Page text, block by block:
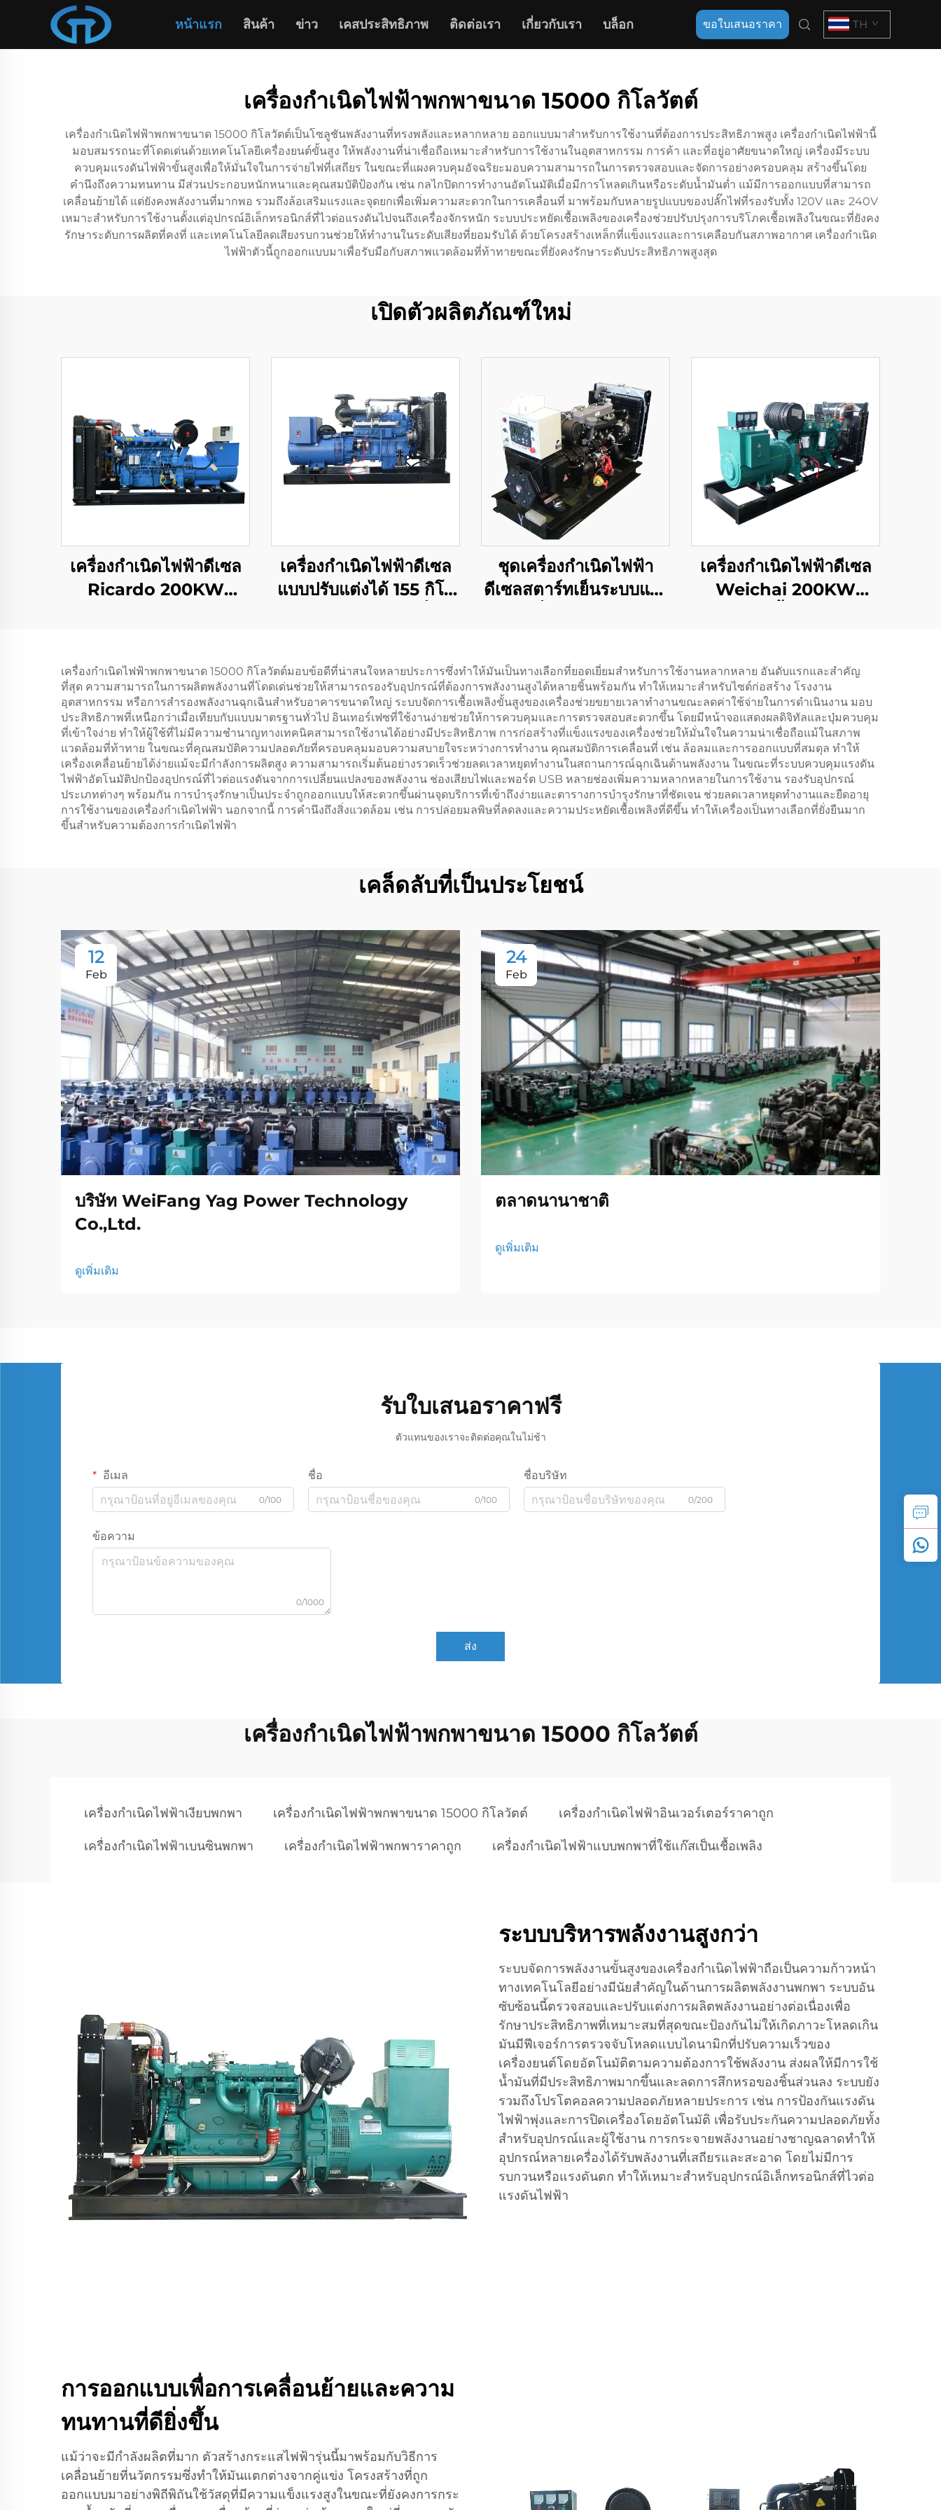
หน้าแรก สินค้า ข่าว เคสประสิทธิภาพ ติดต่อเรา เกี่ยวกับเรา บล็อก ขอใบเสนอราคา TH
เครื่องกำเนิดไฟฟ้าพกพาขนาด 15000 กิโลวัตต์
เครื่องกำเนิดไฟฟ้าพกพาขนาด 15000 กิโลวัตต์เป็นโซลูชันพลังงานที่ทรงพลังและหลากหลาย ออกแบบมาสำหรับการใช้งานที่ต้องการประสิทธิภาพสูง เครื่องกำเนิดไฟฟ้านี้
มอบสมรรถนะที่โดดเด่นด้วยเทคโนโลยีเครื่องยนต์ขั้นสูง ให้พลังงานที่น่าเชื่อถือเหมาะสำหรับการใช้งานในอุตสาหกรรม การค้า และที่อยู่อาศัยขนาดใหญ่ เครื่องมีระบบ
ควบคุมแรงดันไฟฟ้าขั้นสูงเพื่อให้มั่นใจในการจ่ายไฟที่เสถียร ในขณะที่แผงควบคุมอัจฉริยะมอบความสามารถในการตรวจสอบและจัดการอย่างครอบคลุม สร้างขึ้นโดย
คำนึงถึงความทนทาน มีส่วนประกอบหนักหนาและคุณสมบัติป้องกัน เช่น กลไกปิดการทำงานอัตโนมัติเมื่อมีการโหลดเกินหรือระดับน้ำมันต่ำ แม้มีการออกแบบที่สามารถ
เคลื่อนย้ายได้ แต่ยังคงพลังงานที่มากพอ รวมถึงล้อเสริมแรงและจุดยกเพื่อเพิ่มความสะดวกในการเคลื่อนที่ มาพร้อมกับหลายรูปแบบของปลั๊กไฟที่รองรับทั้ง 120V และ 240V
เหมาะสำหรับการใช้งานตั้งแต่อุปกรณ์อิเล็กทรอนิกส์ที่ไวต่อแรงดันไปจนถึงเครื่องจักรหนัก ระบบประหยัดเชื้อเพลิงของเครื่องช่วยปรับปรุงการบริโภคเชื้อเพลิงในขณะที่ยังคง
รักษาระดับการผลิตที่คงที่ และเทคโนโลยีลดเสียงรบกวนช่วยให้ทำงานในระดับเสียงที่ยอมรับได้ ด้วยโครงสร้างเหล็กที่แข็งแรงและการเคลือบกันสภาพอากาศ เครื่องกำเนิด
ไฟฟ้าตัวนี้ถูกออกแบบมาเพื่อรับมือกับสภาพแวดล้อมที่ท้าทายขณะที่ยังคงรักษาระดับประสิทธิภาพสูงสุด
เปิดตัวผลิตภัณฑ์ใหม่
เครื่องกำเนิดไฟฟ้าดีเซล
Ricardo 200KW
เครื่องกำเนิดไฟฟ้าดีเซล
แบบปรับแต่งได้ 155 กิโล
ชุดเครื่องกำเนิดไฟฟ้า
ดีเซลสตาร์ทเย็นระบบแรง
เครื่องกำเนิดไฟฟ้าดีเซล
Weichai 200KW
เครื่องกำเนิดไฟฟ้าพกพาขนาด 15000 กิโลวัตต์มอบข้อดีที่น่าสนใจหลายประการซึ่งทำให้มันเป็นทางเลือกที่ยอดเยี่ยมสำหรับการใช้งานหลากหลาย อันดับแรกและสำคัญ
ที่สุด ความสามารถในการผลิตพลังงานที่โดดเด่นช่วยให้สามารถรองรับอุปกรณ์ที่ต้องการพลังงานสูงได้หลายชิ้นพร้อมกัน ทำให้เหมาะสำหรับไซต์ก่อสร้าง โรงงาน
อุตสาหกรรม หรือการสำรองพลังงานฉุกเฉินสำหรับอาคารขนาดใหญ่ ระบบจัดการเชื้อเพลิงขั้นสูงของเครื่องช่วยขยายเวลาทำงานขณะลดค่าใช้จ่ายในการดำเนินงาน มอบ
ประสิทธิภาพที่เหนือกว่าเมื่อเทียบกับแบบมาตรฐานทั่วไป อินเทอร์เฟซที่ใช้งานง่ายช่วยให้การควบคุมและการตรวจสอบสะดวกขึ้น โดยมีหน้าจอแสดงผลดิจิทัลและปุ่มควบคุม
ที่เข้าใจง่าย ทำให้ผู้ใช้ที่ไม่มีความชำนาญทางเทคนิคสามารถใช้งานได้อย่างมีประสิทธิภาพ การก่อสร้างที่แข็งแรงของเครื่องช่วยให้มั่นใจในความน่าเชื่อถือแม้ในสภาพ
แวดล้อมที่ท้าทาย ในขณะที่คุณสมบัติความปลอดภัยที่ครอบคลุมมอบความสบายใจระหว่างการทำงาน คุณสมบัติการเคลื่อนที่ เช่น ล้อลมและการออกแบบที่สมดุล ทำให้
เครื่องเคลื่อนย้ายได้ง่ายแม้จะมีกำลังการผลิตสูง ความสามารถเริ่มต้นอย่างรวดเร็วช่วยลดเวลาหยุดทำงานในสถานการณ์ฉุกเฉินด้านพลังงาน ในขณะที่ระบบควบคุมแรงดัน
ไฟฟ้าอัตโนมัติปกป้องอุปกรณ์ที่ไวต่อแรงดันจากการเปลี่ยนแปลงของพลังงาน ช่องเสียบไฟและพอร์ต USB หลายช่องเพิ่มความหลากหลายในการใช้งาน รองรับอุปกรณ์
ประเภทต่างๆ พร้อมกัน การบำรุงรักษาเป็นประจำถูกออกแบบให้สะดวกขึ้นผ่านจุดบริการที่เข้าถึงง่ายและตารางการบำรุงรักษาที่ชัดเจน ช่วยลดเวลาหยุดทำงานและยืดอายุ
การใช้งานของเครื่องกำเนิดไฟฟ้า นอกจากนี้ การคำนึงถึงสิ่งแวดล้อม เช่น การปล่อยมลพิษที่ลดลงและความประหยัดเชื้อเพลิงที่ดีขึ้น ทำให้เครื่องเป็นทางเลือกที่ยั่งยืนมาก
ขึ้นสำหรับความต้องการกำเนิดไฟฟ้า
เคล็ดลับที่เป็นประโยชน์
12
Feb
บริษัท WeiFang Yag Power Technology
Co.,Ltd.
ดูเพิ่มเติม
24
Feb
ตลาดนานาชาติ
ดูเพิ่มเติม
รับใบเสนอราคาฟรี
ตัวแทนของเราจะติดต่อคุณในไม่ช้า
อีเมล
0/100
ชื่อ
0/100
ชื่อบริษัท
0/200
ข้อความ
0/1000
ส่ง
เครื่องกำเนิดไฟฟ้าพกพาขนาด 15000 กิโลวัตต์
เครื่องกำเนิดไฟฟ้าเงียบพกพา เครื่องกำเนิดไฟฟ้าพกพาขนาด 15000 กิโลวัตต์ เครื่องกำเนิดไฟฟ้าอินเวอร์เตอร์ราคาถูก
เครื่องกำเนิดไฟฟ้าเบนซินพกพา เครื่องกำเนิดไฟฟ้าพกพาราคาถูก เครื่องกำเนิดไฟฟ้าแบบพกพาที่ใช้แก๊สเป็นเชื้อเพลิง
ระบบบริหารพลังงานสูงกว่า
ระบบจัดการพลังงานขั้นสูงของเครื่องกำเนิดไฟฟ้าถือเป็นความก้าวหน้า
ทางเทคโนโลยีอย่างมีนัยสำคัญในด้านการผลิตพลังงานพกพา ระบบอัน
ซับซ้อนนี้ตรวจสอบและปรับแต่งการผลิตพลังงานอย่างต่อเนื่องเพื่อ
รักษาประสิทธิภาพที่เหมาะสมที่สุดขณะป้องกันไม่ให้เกิดภาวะโหลดเกิน
มันมีฟีเจอร์การตรวจจับโหลดแบบไดนามิกที่ปรับความเร็วของ
เครื่องยนต์โดยอัตโนมัติตามความต้องการใช้พลังงาน ส่งผลให้มีการใช้
น้ำมันที่มีประสิทธิภาพมากขึ้นและลดการสึกหรอของชิ้นส่วนลง ระบบยัง
รวมถึงโปรโตคอลความปลอดภัยหลายประการ เช่น การป้องกันแรงดัน
ไฟฟ้าพุ่งและการปิดเครื่องโดยอัตโนมัติ เพื่อรับประกันความปลอดภัยทั้ง
สำหรับอุปกรณ์และผู้ใช้งาน การกระจายพลังงานอย่างชาญฉลาดทำให้
อุปกรณ์หลายเครื่องได้รับพลังงานที่เสถียรและสะอาด โดยไม่มีการ
รบกวนหรือแรงดันตก ทำให้เหมาะสำหรับอุปกรณ์อิเล็กทรอนิกส์ที่ไวต่อ
แรงดันไฟฟ้า
การออกแบบเพื่อการเคลื่อนย้ายและความ
ทนทานที่ดียิ่งขึ้น
แม้ว่าจะมีกำลังผลิตที่มาก ตัวสร้างกระแสไฟฟ้ารุ่นนี้มาพร้อมกับวิธีการ
เคลื่อนย้ายที่นวัตกรรมซึ่งทำให้มันแตกต่างจากคู่แข่ง โครงสร้างที่ถูก
ออกแบบมาอย่างพิถีพิถันใช้วัสดุที่มีความแข็งแรงสูงในขณะที่ยังคงการกระ